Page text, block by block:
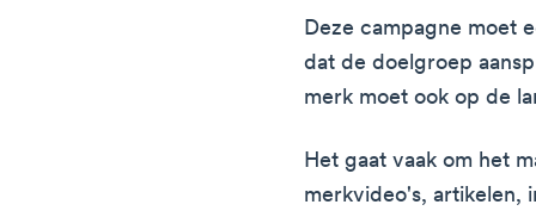
Deze campagne moet
dat de doelgroep
merk moet ook op de
Het gaat vaak om het
merkvideo's, artikelen,